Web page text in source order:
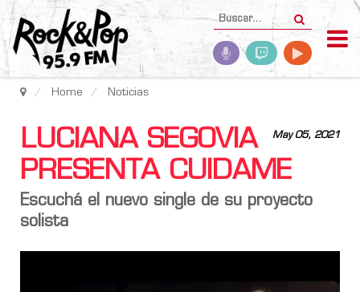
Home Noticias
May 05, 2021
LUCIANA SEGOVIA
PRESENTA CUIDAME
Escuchá el nuevo single de su proyecto
solista